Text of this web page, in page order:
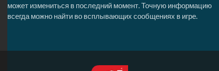
может измениться в последний момент. Точную информацию
всегда можно найти во всплывающих сообщениях в игре.